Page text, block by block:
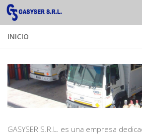
Saltar al contenido
INICIO
GASYSER S.R.L. es una empresa